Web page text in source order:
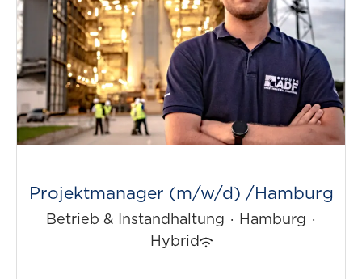
Projektmanager (m/w/d) /Hamburg
Betrieb & Instandhaltung · Hamburg ·
Hybrid